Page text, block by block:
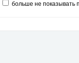
больше не показывать